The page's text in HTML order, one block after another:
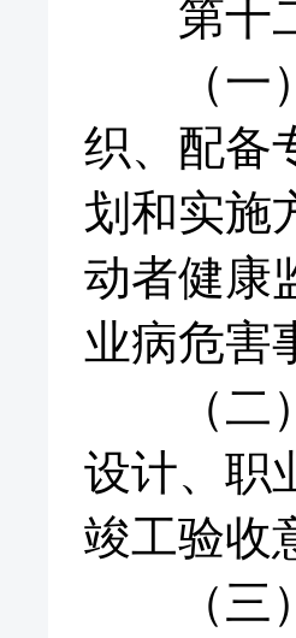
第十二
（一）
织、配备
划和实施
动者健康
业病危害
（二）
设计、职
竣工验收
（三）